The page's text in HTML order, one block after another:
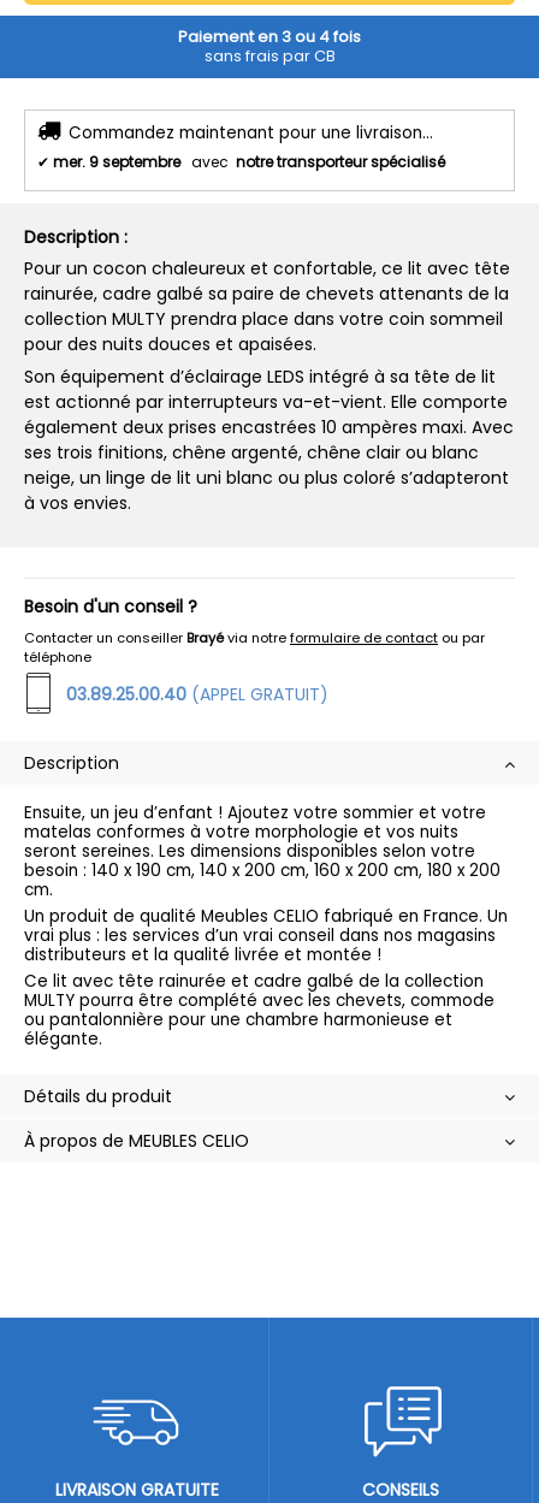
Paiement en 3 ou 4 fois
sans frais par CB
Commandez maintenant pour une livraison...
✔ mer. 9 septembre avec notre transporteur spécialisé
Description :
Pour un cocon chaleureux et confortable, ce lit avec tête
rainurée, cadre galbé sa paire de chevets attenants de la
collection MULTY prendra place dans votre coin sommeil
pour des nuits douces et apaisées.
Son équipement d’éclairage LEDS intégré à sa tête de lit
est actionné par interrupteurs va-et-vient. Elle comporte
également deux prises encastrées 10 ampères maxi. Avec
ses trois finitions, chêne argenté, chêne clair ou blanc
neige, un linge de lit uni blanc ou plus coloré s’adapteront
à vos envies.
Besoin d'un conseil ?
Contacter un conseillerBrayévia notreformulaire de contact ou par
téléphone
03.89.25.00.40 (APPEL GRATUIT)
Description
Ensuite, un jeu d’enfant ! Ajoutez votre sommier et votre
matelas conformes à votre morphologie et vos nuits
seront sereines. Les dimensions disponibles selon votre
besoin : 140 x 190 cm, 140 x 200 cm, 160 x 200 cm, 180 x 200
cm.
Un produit de qualité Meubles CELIO fabriqué en France. Un
vrai plus : les services d’un vrai conseil dans nos magasins
distributeurs et la qualité livrée et montée !
Ce lit avec tête rainurée et cadre galbé de la collection
MULTY pourra être complété avec les chevets, commode
ou pantalonnière pour une chambre harmonieuse et
élégante.
Détails du produit
À propos de MEUBLES CELIO
LIVRAISON GRATUITE
CONSEILS